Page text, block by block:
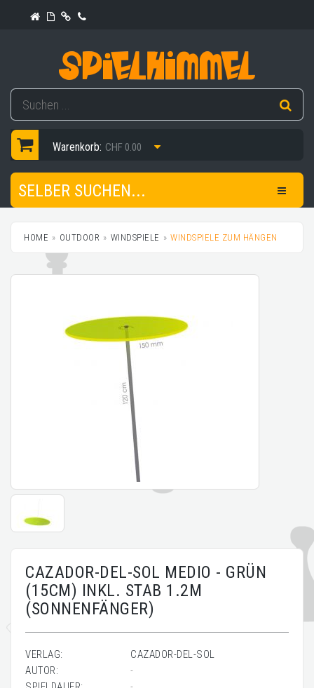
Warenkorb: CHF 0.00
SELBER SUCHEN...
HOME OUTDOOR WINDSPIELE WINDSPIELE ZUM HÄNGEN
CAZADOR-DEL-SOL MEDIO - GRÜN
(15CM) INKL. STAB 1.2M
(SONNENFÄNGER)
VERLAG:
CAZADOR-DEL-SOL
AUTOR:
-